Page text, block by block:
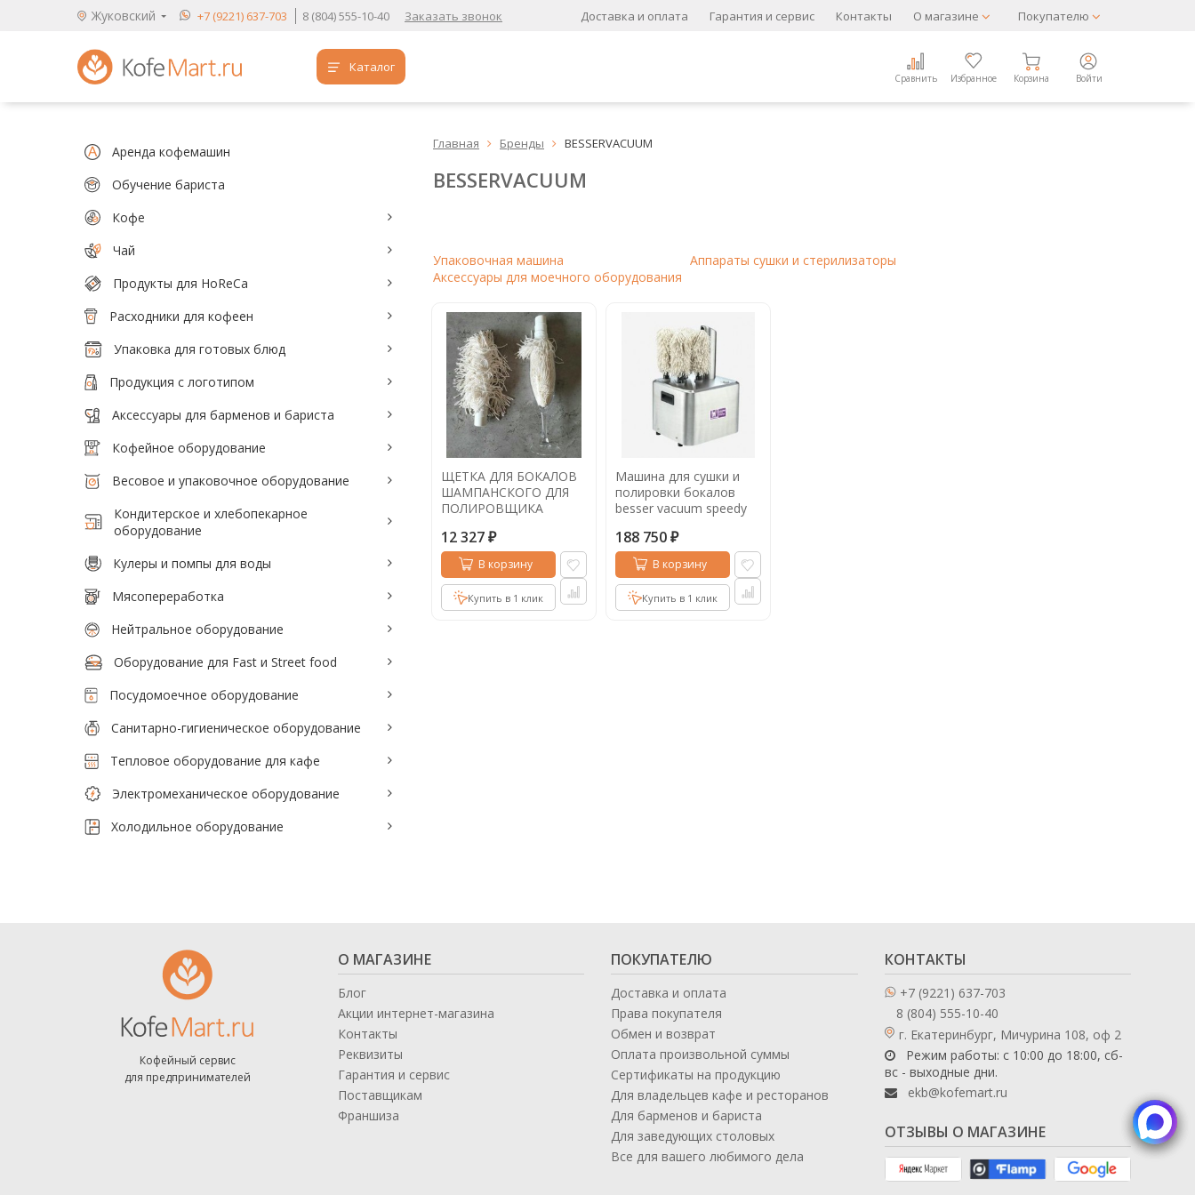
Жуковский +7 (9221) 637-703 8 (804) 555-10-40 Заказать звонок Доставка и оплата Гарантия и сервис Контакты О магазине Покупателю
Каталог
Сравнить Избранное Корзина Войти
Обучение бариста
Кофе
Чай
Продукты для HoReCa
Расходники для кофеен
Упаковка для готовых блюд
Кофейное оборудование
Весовое и упаковочное оборудование
Кондитерское и хлебопекарное
оборудование
Кулеры и помпы для воды
Мясопереработка
Нейтральное оборудование
Оборудование для Fast и Street food
Санитарно-гигиеническое
оборудование
Тепловое оборудование для кафе
Электромеханическое оборудование
Кофе в зернах свежей обжарки
Ароматизированный кофе
Кофе в зернах хит
Кофе в зернах свежей обжарки
Кофе в капсулах Акция Новинки
Кофе в дрип пакетах
Кофе без кофеина
Кофе сублимированный
Главная  Бренды  BESSERVACUUM
BESSERVACUUM
Упаковочная машина
Аксессуары для моечного оборудования
Аппараты сушки и стерилизаторы
ЩЕТКА ДЛЯ БОКАЛОВ
ШАМПАНСКОГО ДЛЯ
ПОЛИРОВЩИКА
VACUUM SPEEDY GLASS
12 327 ₽
В корзину
Купить в 1 клик
Машина для сушки и
полировки бокалов
besser vacuum speedy
188 750 ₽
В корзину
Купить в 1 клик
Аренда кофемашин
Обучение бариста
Кофе
Чай
Продукты для HoReCa
Расходники для кофеен
Упаковка для готовых блюд
Продукция с логотипом
Аксессуары для барменов и бариста
Кофейное оборудование
Весовое и упаковочное оборудование
Кондитерское и хлебопекарное
оборудование
Кулеры и помпы для воды
Мясопереработка
Нейтральное оборудование
Оборудование для Fast и Street food
Посудомоечное оборудование
Санитарно-гигиеническое оборудование
Тепловое оборудование для кафе
Электромеханическое оборудование
Холодильное оборудование
Кофейный сервис
для предпринимателей
О МАГАЗИНЕ
Блог
Акции интернет-магазина
Контакты
Реквизиты
Гарантия и сервис
Поставщикам
Франшиза
ПОКУПАТЕЛЮ
Доставка и оплата
Права покупателя
Обмен и возврат
Оплата произвольной суммы
Сертификаты на продукцию
Для владельцев кафе и ресторанов
Для барменов и бариста
Для заведующих столовых
Все для вашего любимого дела
КОНТАКТЫ
+7 (9221) 637-703
8 (804) 555-10-40
г. Екатеринбург, Мичурина 108, оф 2
Режим работы: с 10:00 до 18:00, сб-
вс - выходные дни.
ekb@kofemart.ru
ОТЗЫВЫ О МАГАЗИНЕ